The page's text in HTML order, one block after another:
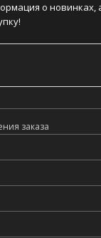
о новинках,
заказа